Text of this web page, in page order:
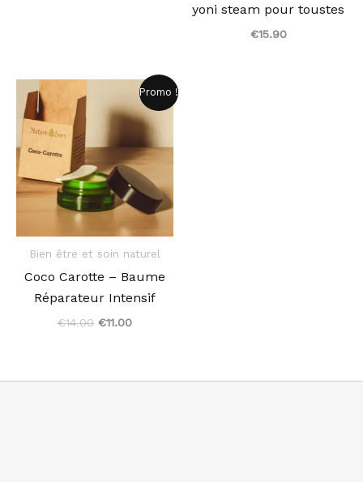
yoni steam pour toustes
€15.90
Promo !
Bien être et soin naturel
Coco Carotte – Baume
Réparateur Intensif
€14.00
initial
€14.00.
€11.00
Le
prix
actuel
est :
€11.00.